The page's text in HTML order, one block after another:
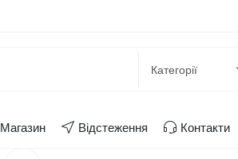
Магазин Відстеження Контакти